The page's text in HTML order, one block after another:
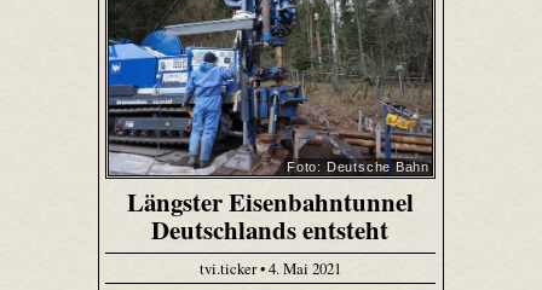
Foto: Deutsche Bahn
Längster Eisenbahntunnel
Deutschlands entsteht
tvi.ticker • 4. Mai 2021